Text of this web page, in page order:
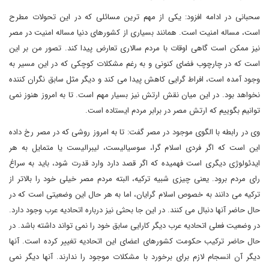
سحبانی در ادامه افزود: یکی از مهم ترین مسائلی که در این تحولات مطرح
است، مساله امنیت است. همانند بسیاری از کشورهای دنیا مساله امنیت در مصر
نیز ممکن است گاهی اوقات با مردم سالاری تعارض پیدا کند. تصور من بر این
است که در چارچوب فضای کنونی و به رغم مشکلات کوچکی که در این مسیر به
وجود آمده است، افراط گرایی کاهش پیدا می کند و دیگر مثل سابق نگران کننده
نخواهد بود. در این میان نقش ارتش نیز بسیار مهم است. تا به امروز هنوز نمی
توانیم بگوییم که ارتش مصر در برابر مردم ایستاده است.
وی در رابطه با الگوی موجود در مصر گفت: تا به امروز روشی که در مصر رخ داده
این است که اگر فردی اسلام گرا، سوسیالیست، لیبرالیست یا متمایل به هر
ایدئولوژی دیگری است فهمیده که اگر قصد دارد وارد قدرت شود، باید به سراغ
رای مردم برود. یعنی چیزی شبیه ترکیه، البته مردم مصر خیلی خود را بالاتر از
ترکیه می دانند به خصوص اسلام گرایان، اما به هر حال این وضعیتی است که در
حال حاضر آنها دنبال می کنند. در این جا بحثی نیز درباره اتحادیه عرب وجود دارد.
در وضعیت فعلی اتحادیه عرب دیگر کارایی سابق خود را نمی تواند داشته باشد. در
حال حاضر ترکیب حکومت کشورهای اعضای این اتحادیه تغییر کرده است. آنها
دیگر آن انسجام لازم برای برخورد با مشکلات موجود را ندارند. آنها دیگر نمی